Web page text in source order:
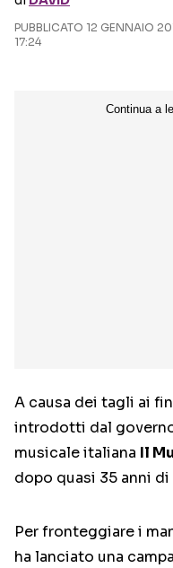
PUBBLICATO 12 GENNAIO
17:24
A causa dei tagli ai
introdotti dal
musicale italiana Il
dopo quasi 35 anni
Per fronteggiare i
ha lanciato una